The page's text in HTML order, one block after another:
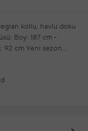
kollu, havlu doku
Boy: 187 cm -
92 cm Yeni sezon
tadilat yapılmaktadır